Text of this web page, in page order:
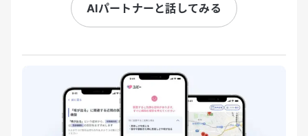
AIパートナーと話してみる